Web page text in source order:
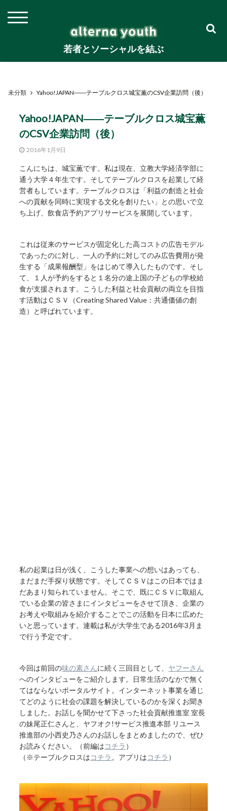
若者とソーシャルを結ぶ
未分類 Yahoo!JAPAN――テーブルクロス城宝薫のCSV企業訪問（後）
Yahoo!JAPAN――テーブルクロス城宝薫
のCSV企業訪問（後）
2016年1月9日
こんにちは、城宝薫です。私は現在、立教大学経済学部に
通う大学４年生です。そしてテーブルクロスを起業して経
営者もしています。テーブルクロスは「利益の創造と社会
への貢献を同時に実現する文化を創りたい」との思いで立
ち上げ、飲食店予約アプリサービスを展開しています。
これは従来のサービスが固定化した高コストの広告モデル
であったのに対し、一人の予約に対してのみ広告費用が発
生する「成果報酬型」をはじめて導入したものです。そし
て、１人が予約をすると１名分の途上国の子どもの学校給
食が支援されます。こうした利益と社会貢献の両立を目指
す活動はＣＳＶ（Creating Shared Value：共通価値の創
造）と呼ばれています。
私の起業は日が浅く、こうした事業への想いはあっても、
まだまだ手探り状態です。そしてＣＳＶはこの日本ではま
だあまり知られていません。そこで、既にＣＳＶに取組ん
でいる企業の皆さまにインタビューをさせて頂き、企業の
お考えや取組みを紹介することでこの活動を日本に広めた
いと思っています。連載は私が大学生である2016年3月ま
で行う予定です。
今回は前回の味の素さんに続く三回目として、 ヤフーさん
へのインタビューをご紹介します。日常生活のなかで無く
てはならないポータルサイト。インターネット事業を通じ
てどのように社会の課題を解決しているのかを深くお聞き
しました。お話しを聞かせて下さった社会貢献推進室 室長
の妹尾正仁さんと、ヤフオク!サービス推進本部 リユース
推進部の小西史乃さんのお話しをまとめましたので、ぜひ
お読みください。（前編はコチラ ）
（※テーブルクロスはコチラ 。アプリはコチラ ）